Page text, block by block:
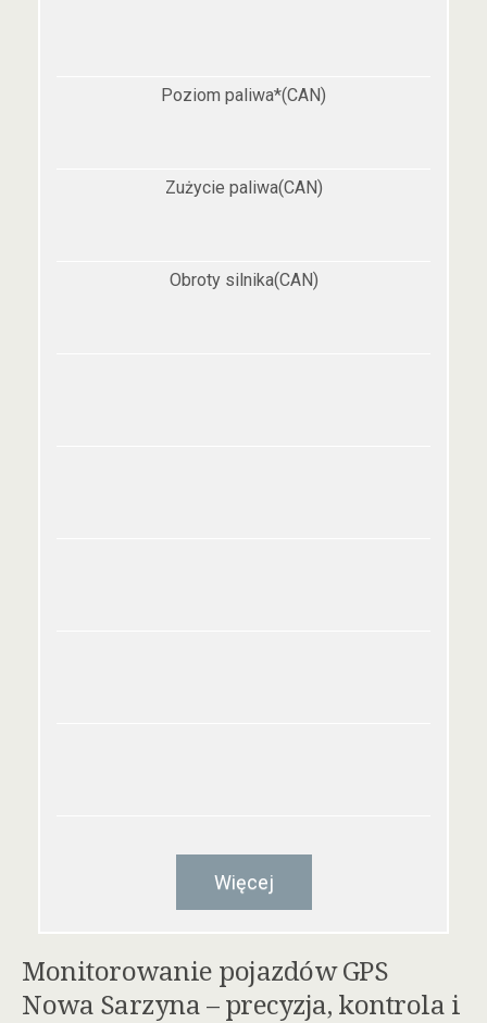
Poziom paliwa*(CAN)
Zużycie paliwa(CAN)
Obroty silnika(CAN)
Więcej
Monitorowanie pojazdów GPS
Nowa Sarzyna – precyzja, kontrola i